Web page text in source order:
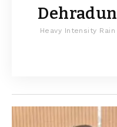
Dehradun
Heavy Intensity Rain